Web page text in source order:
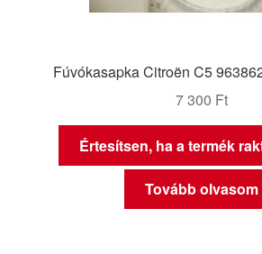
Fúvókasapka Citroën C5
7 300 Ft
Értesítsen, ha a termék
Tovább olvasom